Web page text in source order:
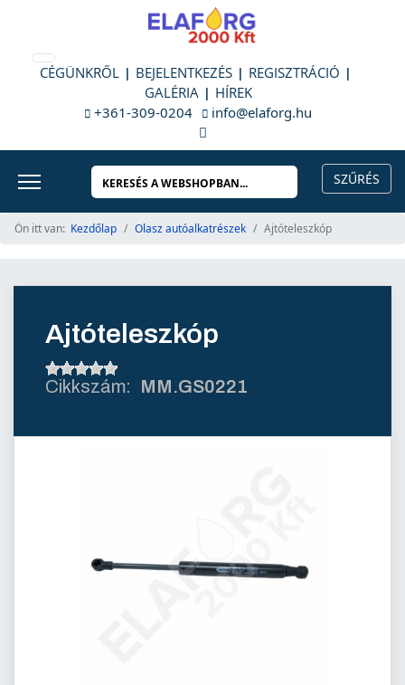
CÉGÜNKRŐL BEJELENTKEZÉS
REGISZTRÁCIÓ
GALÉRIA
HÍREK
+361-309-0204
info@elaforg.hu
Ön itt van: Kezdőlap Olasz autóalkatrészek Ajtóteleszkóp
Ajtóteleszkóp
MM.GS0221